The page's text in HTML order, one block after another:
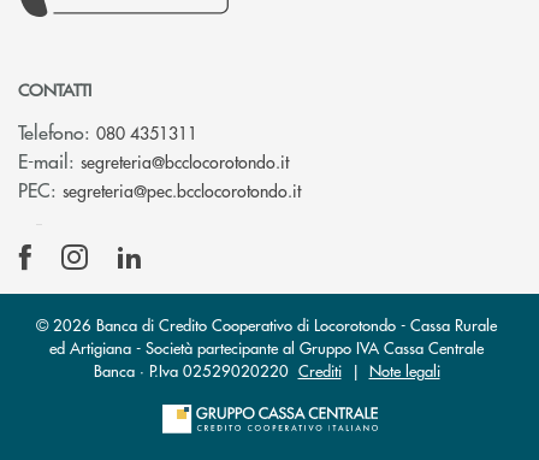
CONTATTI
Telefono: 080 4351311
E-mail: segreteria@bcclocorotondo.it(si apre l’app di posta
PEC: segreteria@pec.bcclocorotondo.it(si apre l’app di posta
© 2026 Banca di Credito Cooperativo di Locorotondo - Cassa Rurale
ed Artigiana - Società partecipante al Gruppo IVA Cassa Centrale
Banca · P.Iva 02529020220 Crediti| Note legali